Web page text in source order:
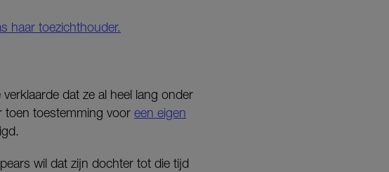
haar toezichthouder.
dat ze al heel lang onder
toen toestemming voor een eigen
wil dat zijn dochter tot die tijd